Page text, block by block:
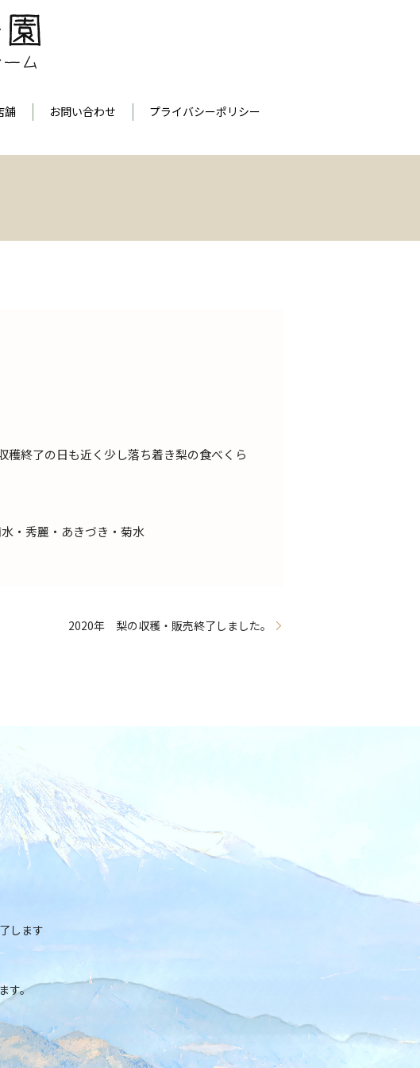
舗 お問い合わせ プライバシーポリシー
穫終了の日も近く少し落ち着き梨の食べくら
・秀麗・あきづき・菊水
2020年 梨の収穫・販売終了しました。
します
す。